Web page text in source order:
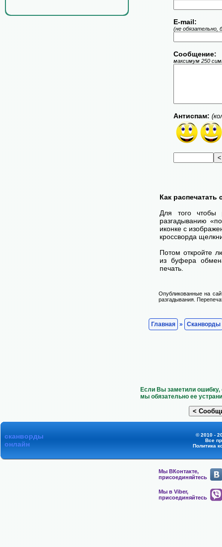
E-mail:
(не обязательно,
Сообщение:
максимум 250
Антиспам:
Как
Для того чтобы
разгадыванию
иконке с
кроссворда
Потом откройте
из буфера
печать.
Опубликованные на
разгадывания.
Главная » Сканворды
Если Вы заметили
мы обязательно ее
сканворды
онлайн
© 2010 -
Все
Политика
Мы ВКонтакте,
присоединяйтесь
Мы в Viber,
присоединяйтесь